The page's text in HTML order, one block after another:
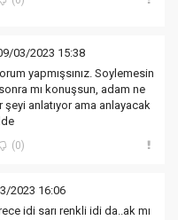
03/2023 15:38
yapmışsınız. Soylemesin
mı konuşsun, adam ne
şeyi anlatıyor ama anlayacak
(0)
2023 16:06
idi sarı renkli idi da..ak mı